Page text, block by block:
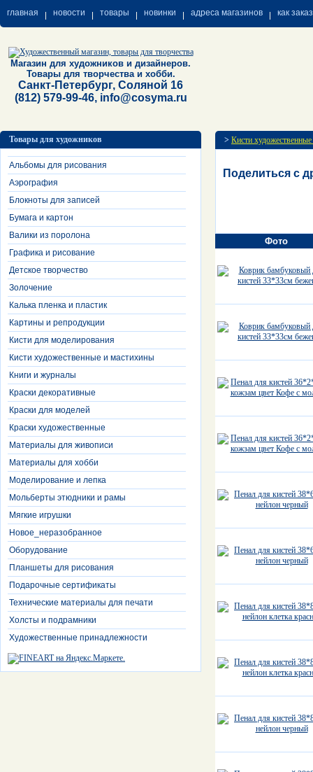
главная новости товары новинки адреса магазинов как
Магазин для художников и дизайнеров.
Товары для творчества и хобби.
Санкт-Петербург, Соляной 16
(812) 579-99-46, info@cosyma.ru
Товары для художников
Альбомы для рисования
Аэрография
Блокноты для записей
Бумага и картон
Валики из поролона
Графика и рисование
Детское творчество
Золочение
Калька пленка и пластик
Картины и репродукции
Кисти для моделирования
Кисти художественные и мастихины
Книги и журналы
Краски декоративные
Краски для моделей
Краски художественные
Материалы для живописи
Материалы для хобби
Моделирование и лепка
Мольберты этюдники и рамы
Мягкие игрушки
Новое_неразобранное
Оборудование
Планшеты для рисования
Подарочные сертификаты
Технические материалы для печати
Холсты и подрамники
Художественные принадлежности
> Кисти
Поделиться с
Фото